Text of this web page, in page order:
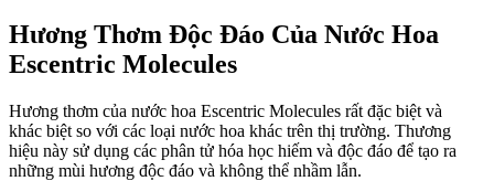
Hương Thơm Độc Đáo Của Nước Hoa
Escentric Molecules
Hương thơm của nước hoa Escentric Molecules rất đặc biệt và
khác biệt so với các loại nước hoa khác trên thị trường. Thương
hiệu này sử dụng các phân tử hóa học hiếm và độc đáo để tạo ra
những mùi hương độc đáo và không thể nhầm lẫn.